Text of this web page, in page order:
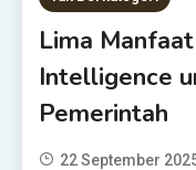
Lima
Intelligence
Pemerintah
22 September